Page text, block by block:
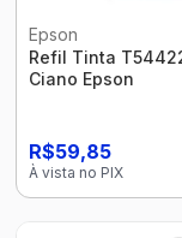
Epson
Refil Tinta
Ciano Epson
R$59,85
À vista no PIX